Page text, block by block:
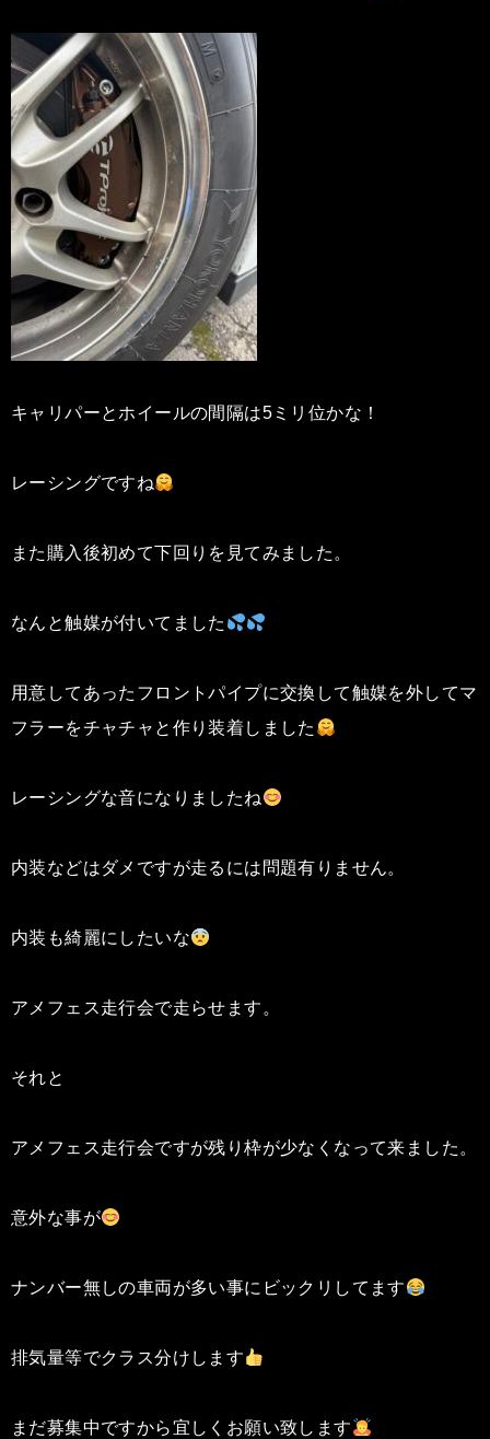
キャリパーとホイールの間隔は5ミリ位かな！
レーシングですね
また購入後初めて下回りを見てみました。
なんと触媒が付いてました
用意してあったフロントパイプに交換して触媒を外してマ
フラーをチャチャと作り装着しました
レーシングな音になりましたね
内装などはダメですが走るには問題有りません。
内装も綺麗にしたいな
アメフェス走行会で走らせます。
それと
アメフェス走行会ですが残り枠が少なくなって来ました。
意外な事が
ナンバー無しの車両が多い事にビックリしてます
排気量等でクラス分けします
まだ募集中ですから宜しくお願い致します